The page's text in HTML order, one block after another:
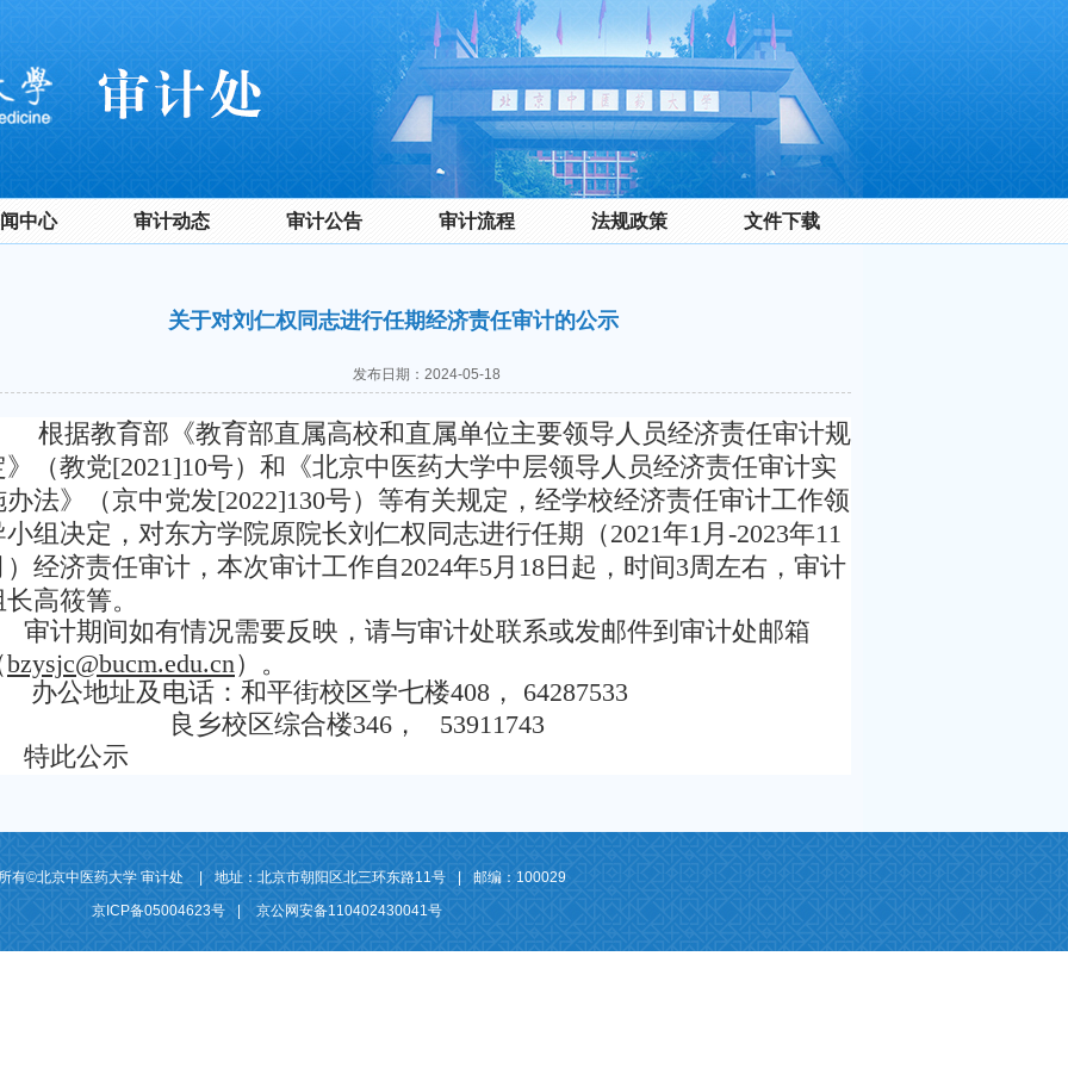
中心 审计动态 审计公告 审计流程 法规政策 文件下载
关于对刘仁权同志进行任期经济责任审计的公示
发布日期：2024-05-18
根据教育部《教育部直属高校和直属单位主要领导人员经济责任审计规
》（教党[2021]10号）和《北京中医药大学中层领导人员经济责任审计实
办法》（京中党发[2022]130号）等有关规定，经学校经济责任审计工作领
小组决定，对东方学院原院长刘仁权同志进行任期（2021年1月-2023年11
）经济责任审计，本次审计工作自2024年5月18日起，时间3周左右，审计
高筱箐。
审计期间如有情况需要反映，请与审计处联系或发邮件到审计处邮箱
bzysjc@bucm.edu.cn）。
办公地址及电话：和平街校区学七楼408， 64287533
良乡校区综合楼346， 53911743
特此公示
有©北京中医药大学 审计处 地址：北京市朝阳区北三环东路11号 |
邮编：100029
京ICP备05004623号
京公网安备110402430041号